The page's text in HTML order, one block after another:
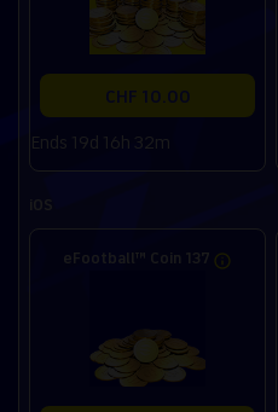
CHF 10.00
Ends 19d 16h 32m
eFootball™ Coin 137